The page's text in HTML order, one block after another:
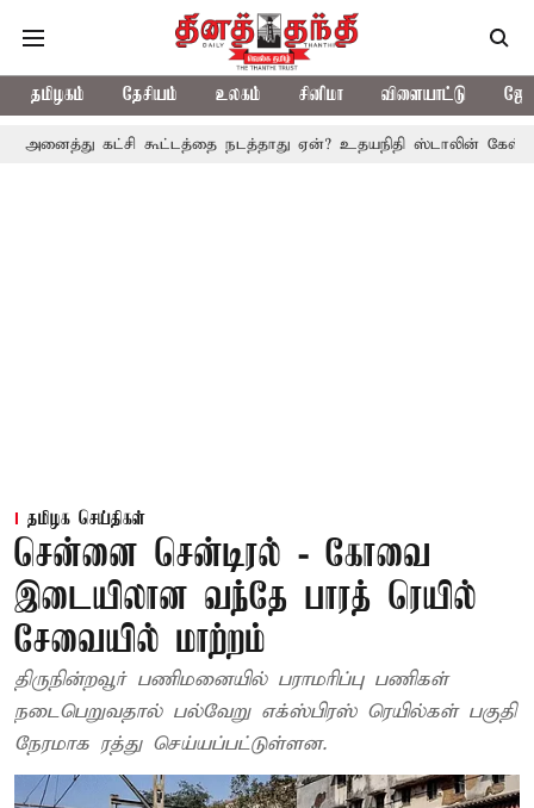
தமிழகம் தேசியம் உலகம் சினிமா விளையாட்டு
கட்சி கூட்டத்தை நடத்தாது ஏன்? உதயநிதி ஸ்டாலின் கேள்வி
தமிழக செய்திகள்
சென்னை சென்டிரல் - கோவை
இடையிலான வந்தே பாரத் ரெயில்
சேவையில் மாற்றம்
திருநின்றவூர் பணிமனையில் பராமரிப்பு பணிகள்
நடைபெறுவதால் பல்வேறு எக்ஸ்பிரஸ் ரெயில்கள் பகுதி
நேரமாக ரத்து செய்யப்பட்டுள்ளன.